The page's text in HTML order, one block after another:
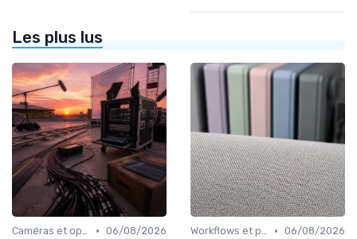
Les plus lus
Caméras et optiques cinéma • 06/08/2026
Workflows et post-production • 06/08/2026